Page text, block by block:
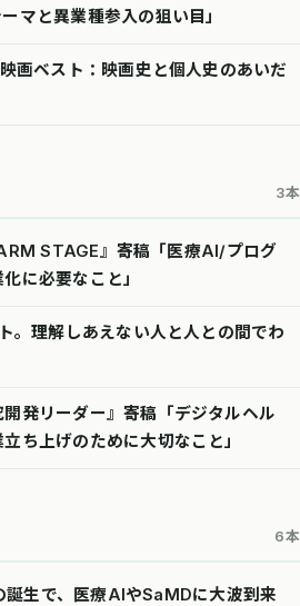
マと異業種参入の狙い目」
画ベスト：映画史と個人史のあいだ
3本
STAGE』寄稿「医療AI/プログ
に必要なこと」
。理解しあえない人と人との間でわ
開発リーダー』寄稿「デジタルヘル
ち上げのために大切なこと」
6本
生で、医療AIやSaMDに大波到来